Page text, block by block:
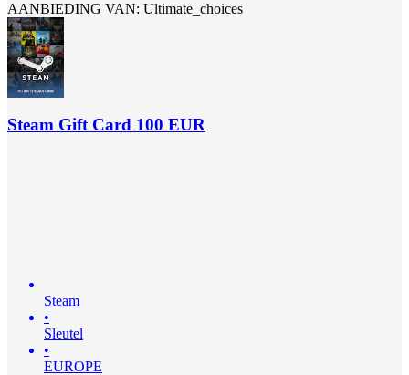
AANBIEDING VAN: Ultimate_choices
Steam Gift Card 100 EUR
Steam
•
Sleutel
•
EUROPE